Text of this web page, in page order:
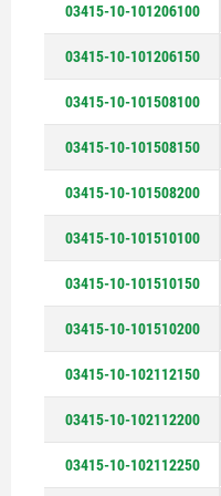
03415-10-101206100
03415-10-101206150
03415-10-101508100
03415-10-101508150
03415-10-101508200
03415-10-101510100
03415-10-101510150
03415-10-101510200
03415-10-102112150
03415-10-102112200
03415-10-102112250